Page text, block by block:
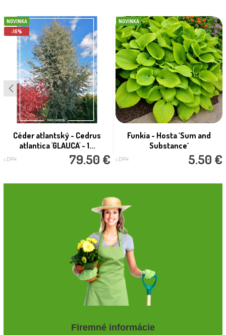
NOVINKA
-16%
Céder atlantský - Cedrus
atlantica 'GLAUCA' - 1...
s DPH 79.50 €
NOVINKA
Funkia - Hosta ´Sum and
Substance´
s DPH 5.50 €
Firemné informácie